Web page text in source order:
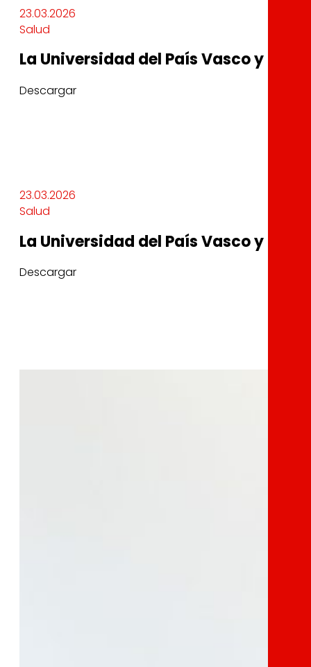
23.03.2026
Salud
La Universidad del País Vasco y la
Descargar
23.03.2026
Salud
La Universidad del País Vasco y la
Descargar